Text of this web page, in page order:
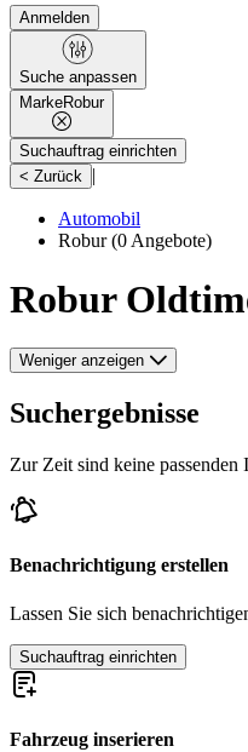
Anmelden
Suche anpassen
MarkeRobur
Suchauftrag einrichten
< Zurück
|
Automobil
Robur(0 Angebote)
Robur
Weniger anzeigen
Suchergebnisse
Zur Zeit sind keine
Benachrichtigung erstellen
Lassen Sie sich
Suchauftrag einrichten
Fahrzeug inserieren